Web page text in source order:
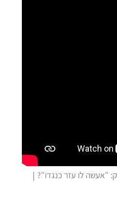
"אעשה לו עזר כנגדו"? |